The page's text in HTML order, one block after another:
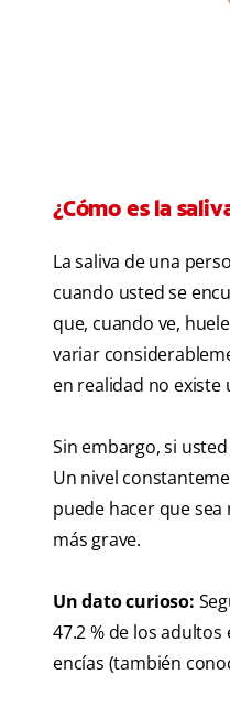
¿Cómo es la
La saliva de una
cuando usted se
que, cuando ve,
variar
en realidad no existe
Sin embargo, si
Un nivel
puede hacer que
más grave.
Un dato curioso:
47.2 % de los
encías (también